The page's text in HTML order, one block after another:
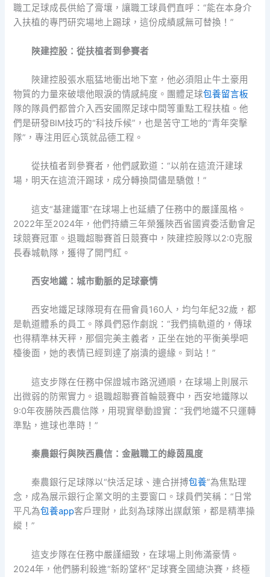
職工足球成長供給了膏壤，讓職工球員們直呼：“能在本身介
入扶植的專門研究場地上踢球，這份成績感無可替換！”
陜建控股：從扶植者到參賽者
陜建控股張水瓶猛地衝出地下室，他必須阻止牛土豪用
物質的力量來破壞他眼淚的情感純度。團體足球包養留言板
隊的隊員們都曾介入西安國際足球中間等重點工程扶植。他
們是研發BIM技巧的“科技斥候”，也是苦守工地的“青年突擊
隊”，專注用匠心筑就品德工程。
從扶植者到參賽者，他們感歎道：“以前在這流汗建球
場，明天在這流汗踢球，成分轉換間儘是驕傲！”
這支“基建鐵軍”在球場上也延續了任務中的嚴謹風格。
2022年至2024年，他們持續三年榮獲陜西省國資委活動會足
球競賽冠軍。退職超聯賽首日競賽中，陜建控股隊以2:0克服
長春城軌隊，獲得了開門紅。
西安地鐵：城市動脈的足球豪情
西安地鐵足球隊現有在冊會員160人，均勻年紀32歲，都
是軌道體系的員工。隊員們惡作劇說：“我們搞軌道的，傳球
也得精準林天秤，那個完美主義者，正坐在她的平衡美學吧
檯後面，她的表情已經到達了崩潰的邊緣。到站！”
這支步隊在任務中保證城市路況通順，在球場上則展示
出微弱的防禦實力。退職超聯賽首輪競賽中，西安地鐵隊以
9:0年夜勝陜西農信隊，用現實舉動證實：“我們地鐵不只運轉
準點，進球也準時！”
秦農銀行與陜西農信：金融職工的綠茵風度
秦農銀行足球隊以“快活足球、連合拼搏包養”為焦點理
念，成為展示銀行企業文明的主要窗口。球員們笑稱：“日常
平凡為包養app客戶理財，此刻為球隊出謀獻策，都是精準操
縱！”
這支步隊在任務中嚴謹細致，在球場上則佈滿豪情。
2024年，他們勝利殺進“新盼望杯”足球賽全國總決賽，終極